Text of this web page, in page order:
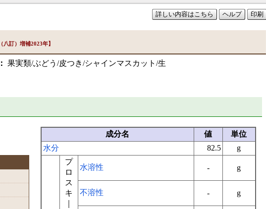
詳しい内容はこちら ヘルプ 印刷
八訂）増補2023年】
果実類/ぶどう/皮つき/シャインマスカット/生
成分名 値
単位
水分
82.5 g
プ
ロ
ス
キ
水溶性 - g
不溶性 - g